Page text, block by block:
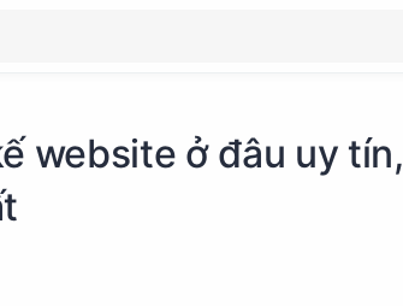
website ở đâu uy tín,